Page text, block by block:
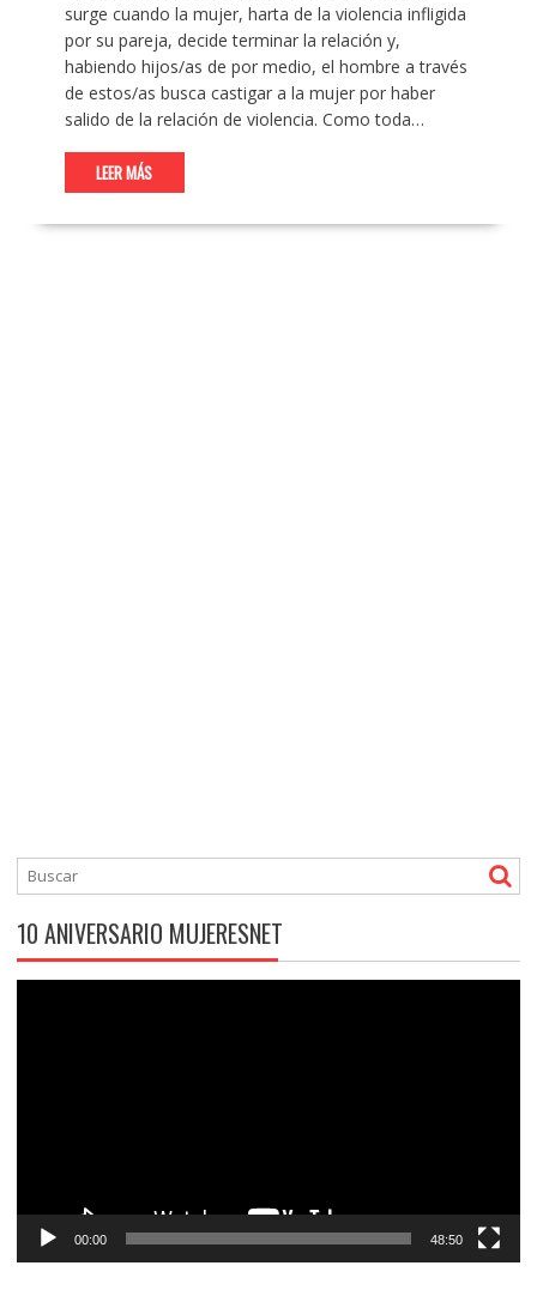
surge cuando la mujer, harta de la violencia infligida
por su pareja, decide terminar la relación y,
habiendo hijos/as de por medio, el hombre a través
de estos/as busca castigar a la mujer por haber
salido de la relación de violencia. Como toda…
LEER MÁS
10 ANIVERSARIO MUJERESNET
00:00 48:50